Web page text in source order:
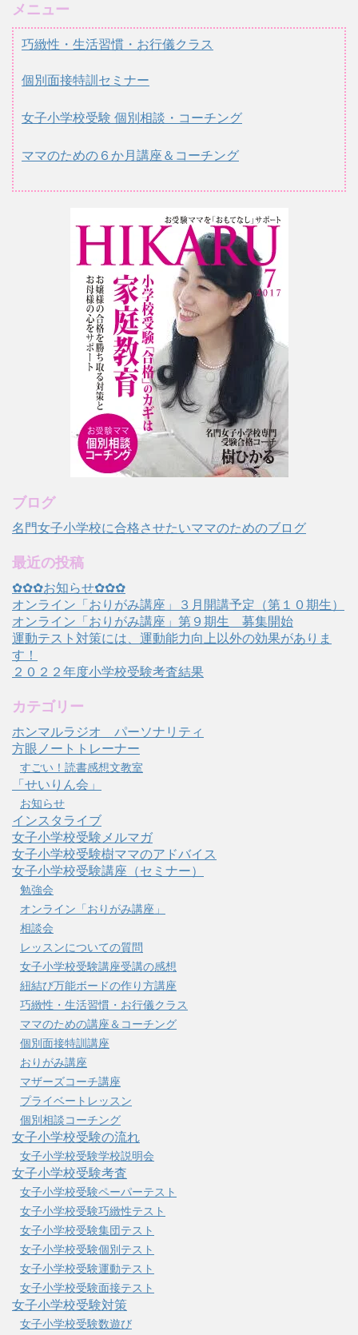
メニュー
巧緻性・生活習慣・お行儀クラス
個別面接特訓セミナー
女子小学校受験 個別相談・コーチング
ママのための６か月講座＆コーチング
ブログ
名門女子小学校に合格させたいママのためのブログ
最近の投稿
✿✿✿お知らせ✿✿✿
オンライン「おりがみ講座」３月開講予定（第１０期生）
オンライン「おりがみ講座」第９期生 募集開始
運動テスト対策には、運動能力向上以外の効果がありま
す！
２０２２年度小学校受験考査結果
カテゴリー
ホンマルラジオ パーソナリティ
方眼ノートトレーナー
すごい！読書感想文教室
「せいりん会」
お知らせ
インスタライブ
女子小学校受験メルマガ
女子小学校受験樹ママのアドバイス
女子小学校受験講座（セミナー）
勉強会
オンライン「おりがみ講座」
相談会
レッスンについての質問
女子小学校受験講座受講の感想
紐結び万能ボードの作り方講座
巧緻性・生活習慣・お行儀クラス
ママのための講座＆コーチング
個別面接特訓講座
おりがみ講座
マザーズコーチ講座
プライベートレッスン
個別相談コーチング
女子小学校受験の流れ
女子小学校受験学校説明会
女子小学校受験考査
女子小学校受験ペーパーテスト
女子小学校受験巧緻性テスト
女子小学校受験集団テスト
女子小学校受験個別テスト
女子小学校受験運動テスト
女子小学校受験面接テスト
女子小学校受験対策
女子小学校受験数遊び